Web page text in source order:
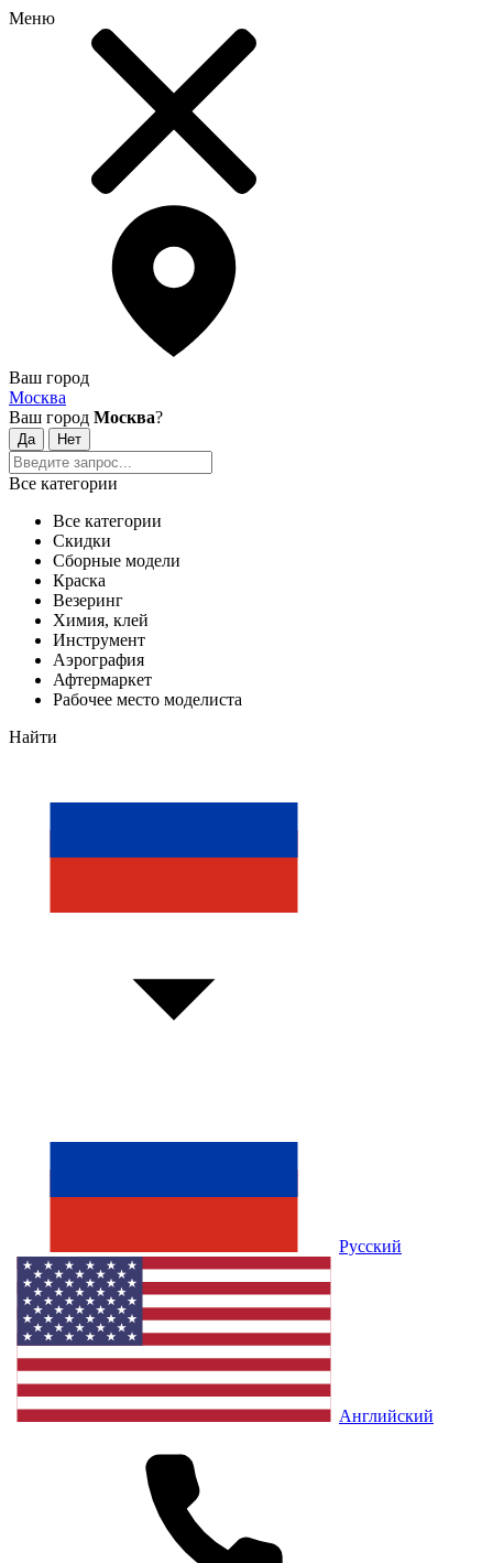
Меню
Ваш город
Москва
Ваш город Москва?
Все категории
Все категории
Скидки
Сборные модели
Краска
Везеринг
Химия, клей
Инструмент
Аэрография
Афтермаркет
Рабочее место моделиста
Найти
Русский
Английский